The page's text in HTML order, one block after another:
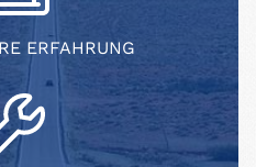
ERFAHRUNG